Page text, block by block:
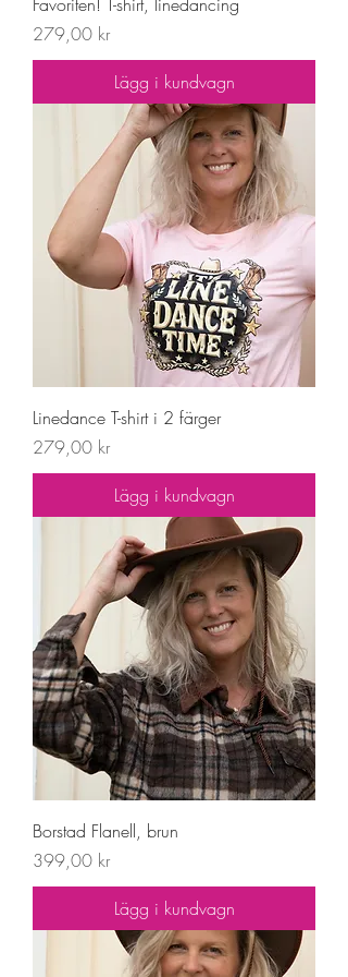
Pris
279,00 kr
Lägg i kundvagn
Linedance T-shirt i 2 färger
Pris
279,00 kr
Lägg i kundvagn
Borstad Flanell, brun
Pris
399,00 kr
Lägg i kundvagn